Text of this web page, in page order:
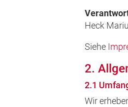
Heck
Siehe
2.
2.1
Wir